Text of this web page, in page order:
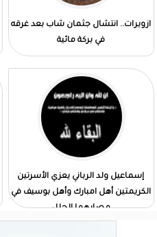
ازويرات.. انتشال جثمان شاب بعد غرقه
في بركة مائية
إسماعيل ولد الرباني يعزي الأسرتين
الكريمتين أهل امبارك وأهل بوسيف في
مصابهما الجلل